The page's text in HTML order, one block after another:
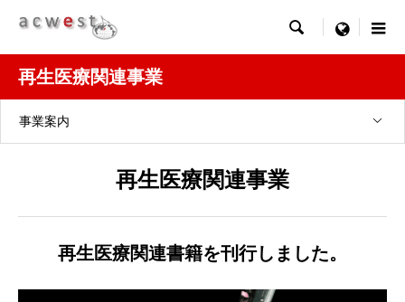
 menu
再生医療関連事業
事業案内
再生医療関連事業
再生医療関連書籍を刊行しました。